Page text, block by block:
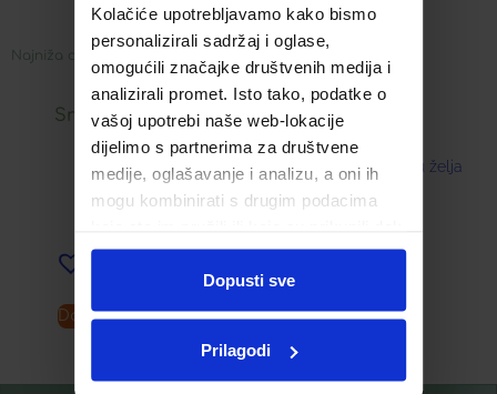
Kolačiće upotrebljavamo kako bismo
personalizirali sadržaj i oglase,
omogućili značajke društvenih medija i
analizirali promet. Isto tako, podatke o
vašoj upotrebi naše web-lokacije
dijelimo s partnerima za društvene
medije, oglašavanje i analizu, a oni ih
mogu kombinirati s drugim podacima
ste upotrebljavali njihove usluge.
Dopusti sve
Prilagodi
LICA
Najniža cijena u zadnjih 30 dana:
16,89€
Snižena cijena:
8,45 €
Dodaj u košaricu
7,86
Dodaj u listu želja
Pročitaj više